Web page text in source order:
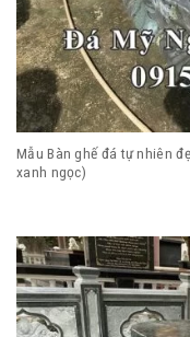
Mẫu Bàn ghế đá tự nhiên
xanh ngọc)